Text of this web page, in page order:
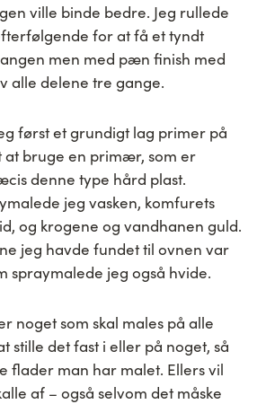
ville binde bedre. Jeg rullede
for at få et tyndt
men med pæn finish med
alle delene tre gange.
først et grundigt lag primer på
at bruge en primær, som er
denne type hård plast.
jeg vasken, komfurets
og krogene og vandhanen guld.
jeg havde fundet til ovnen var
spraymalede jeg også hvide.
noget som skal males på alle
stille det fast i eller på noget, så
flader man har malet. Ellers vil
af – også selvom det måske